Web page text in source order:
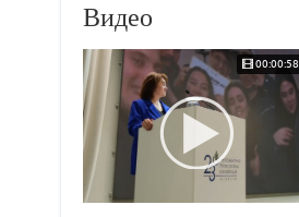
Видео
00:00:58